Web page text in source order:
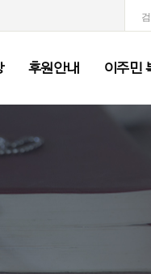
후원안내 이주민